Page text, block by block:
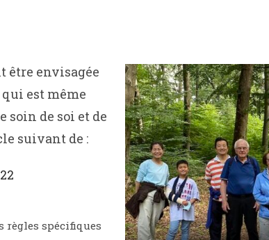
être envisagée
est même
soin de soi et de
suivant de :
règles spécifiques